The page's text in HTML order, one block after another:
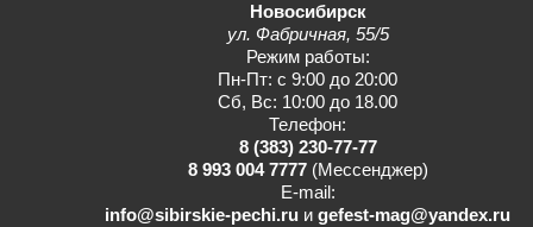
Новосибирск
ул. Фабричная, 55/5
Режим работы:
Пн-Пт: с 9:00 до 20:00
Сб, Вс: 10:00 до 18.00
Телефон:
8 (383) 230-77-77
8 993 004 7777(Мессенджер)
E-mail:
info@sibirskie-pechi.ru и gefest-mag@yandex.ru